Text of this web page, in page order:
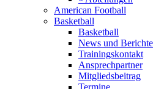
American Football
Basketball
Basketball
News und Berichte
Trainingskontakt
Ansprechpartner
Mitgliedsbeitrag
Termine